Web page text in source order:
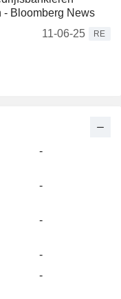
- Bloomberg News
11-06-25
RE
-
-
-
-
-